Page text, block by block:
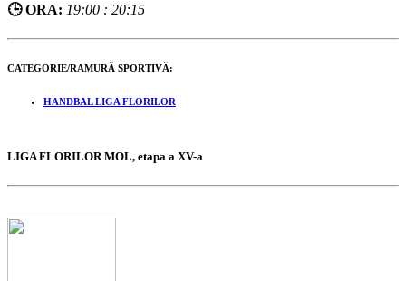
🕒 ORA: 19:00 : 20:15
CATEGORIE/RAMURĂ SPORTIVĂ:
HANDBAL LIGA FLORILOR
LIGA FLORILOR MOL, etapa a XV-a